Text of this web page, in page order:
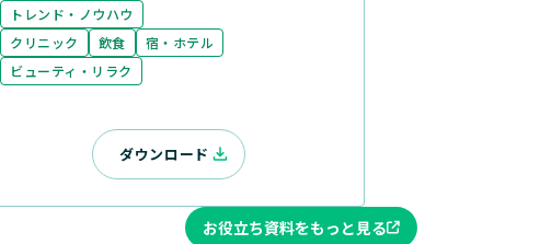
トレンド・ノウハウ
クリニック
飲食
宿・ホテル
ビューティ・リラク
ダウンロード
お役立ち資料をもっと見る